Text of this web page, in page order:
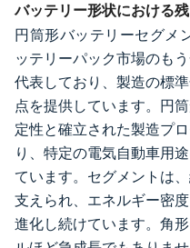
バッテリー形状における
円筒形バッテリーセグメ
ッテリーパック市場のも
代表しており、製造の標
点を提供しています。円
定性と確立された製造プ
り、特定の電気自動車用
ています。セグメントは
支えられ、エネルギー密
進化し続けています。角